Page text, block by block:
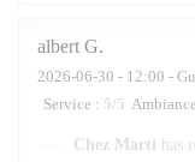
albert G
2026-06-30 - 12:00 -
Service : 5/5 Ambiance
Chez Marti has